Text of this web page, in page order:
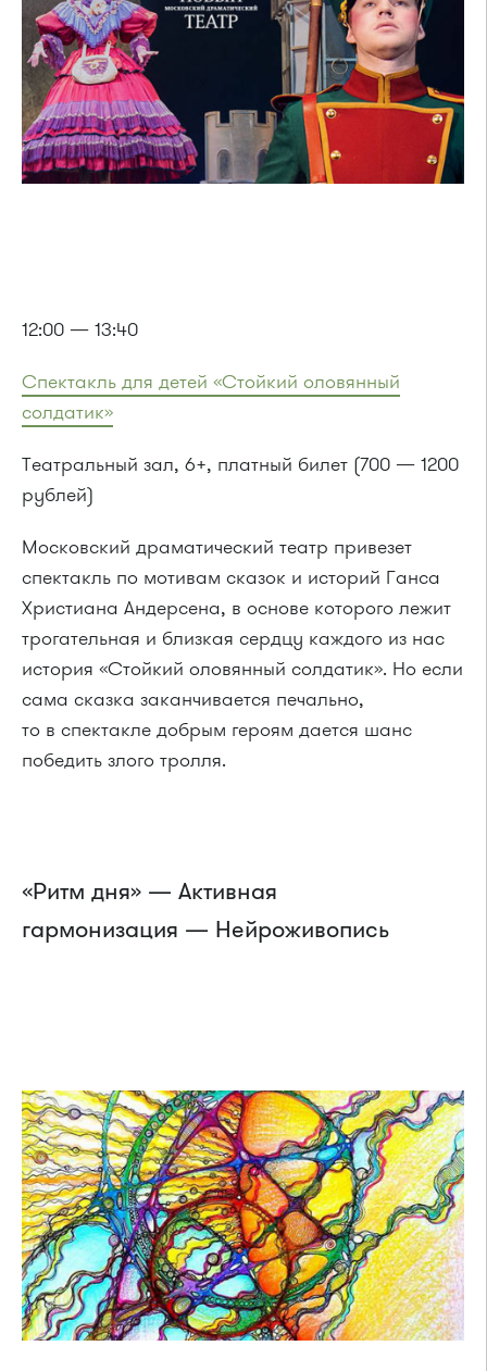
12:00 — 13:40
Спектакль для детей «Стойкий оловянный
солдатик»
Театральный зал, 6+, платный билет (700 — 1200
рублей)
Московский драматический театр привезет
спектакль по мотивам сказок и историй Ганса
Христиана Андерсена, в основе которого лежит
трогательная и близкая сердцу каждого из нас
история «Стойкий оловянный солдатик». Но если
сама сказка заканчивается печально,
то в спектакле добрым героям дается шанс
победить злого тролля.
«Ритм дня» — Активная
гармонизация — Нейроживопись